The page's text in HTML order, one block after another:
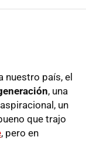
nuestro país, el
, una
un
que trajo
, pero en